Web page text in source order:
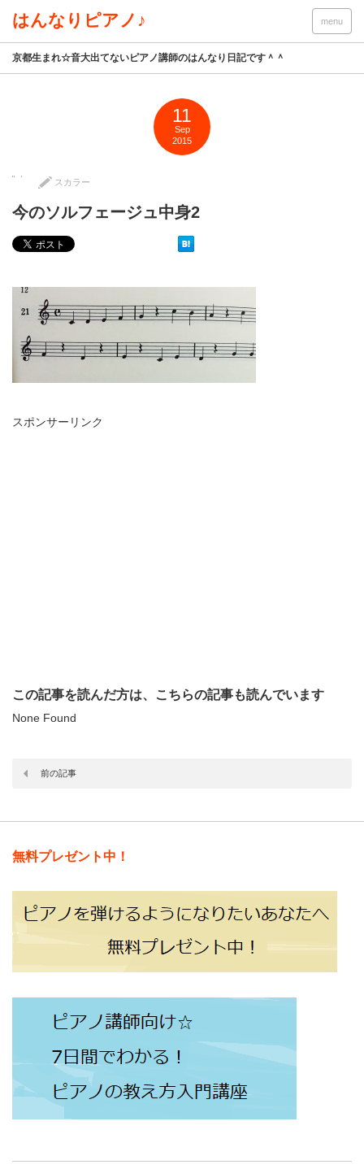
はんなりピアノ♪ menu
京都生まれ☆音大出てないピアノ講師のはんなり日記です＾＾
11
Sep
2015
スカラー
今のソルフェージュ中身2
スポンサーリンク
この記事を読んだ方は、こちらの記事も読んでいます
None Found
前の記事
無料プレゼント中！